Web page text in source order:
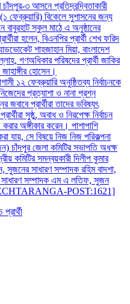
৩ আসনে প্রতিদ্বন্দ্বিতাকারী
ফেব্রুয়ারি) বিকেলে সুশাসনের জন্য
স্কুল মাঠে এ অনুষ্ঠানের
হলেন, বিএনপির প্রার্থী শেখ ফরিদ
শাহজাহান মিয়া, বাংলাদেশ
গণঅধিকার পরিষদের প্রার্থী জাকির
জাহাঙ্গীর হোসেন।
ফেব্রুয়ারি অনুষ্ঠিতব্য নির্বাচনকে
প্রত্যাশা ও নানা প্রশ্ন
প্রার্থীরা তাদের ভবিষ্যৎ
সুষ্ঠু, অবাধ ও নিরপেক্ষ নির্বাচন
অঙ্গীকার করেন। পাশাপাশি
যায়, সে বিষয়ে নিজ নিজ পরিকল্পনা
চাঁদপুর জেলা কমিটির সভাপতি অধক্ষ
কমিটির সমন্বয়কারী দিলীপ কুমার
সুজনের সাধারণ সম্পাদক রহিম বাদশা,
সাধারণ সম্পাদক এম এ লতিফ, সুজন
POST:1621]